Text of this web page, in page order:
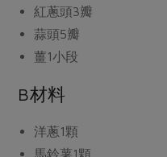
保健食品
居家好物
美妝保養
日用品
涼拌沙拉
飲品
異國料理
議題活動
主婦聯盟X樂齡網特約優惠案
30%rPET紅烏龍茶
2024農業發展計畫年度報告
更多議題活動
減添加物
公益金
社員權益
合作社法規
社務專區
選舉專區
紅蔥頭3瓣
蒜頭5瓣
薑1小段
B材料
洋蔥1顆
馬鈴薯1顆